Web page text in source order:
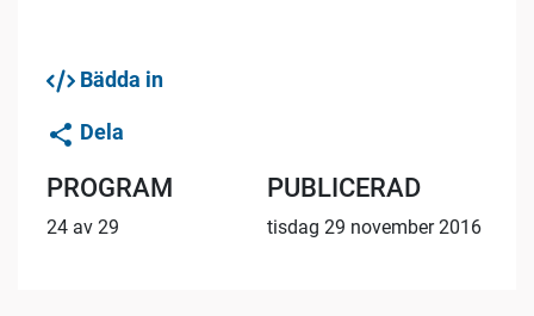
Bädda in
Dela
PROGRAM
24 av 29
PUBLICERAD
tisdag 29 november 2016